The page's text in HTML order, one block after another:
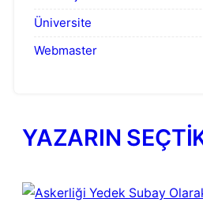
Üniversite
Webmaster
YAZARIN